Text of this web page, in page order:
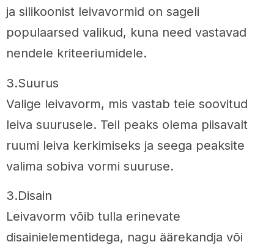
ja silikoonist leivavormid on sageli
populaarsed valikud, kuna need vastavad
nendele kriteeriumidele.
3.Suurus
Valige leivavorm, mis vastab teie soovitud
leiva suurusele. Teil peaks olema piisavalt
ruumi leiva kerkimiseks ja seega peaksite
valima sobiva vormi suuruse.
3.Disain
Leivavorm võib tulla erinevate
disainielementidega, nagu äärekandja või